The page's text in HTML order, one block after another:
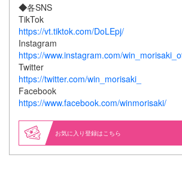
◆各SNS
TikTok
https://vt.tiktok.com/DoLEpj/
Instagram
https://www.instagram.com/
Twitter
https://twitter.com/win_morisaki_
Facebook
https://www.facebook.com/winmorisaki/
お気に入り登録はこちら